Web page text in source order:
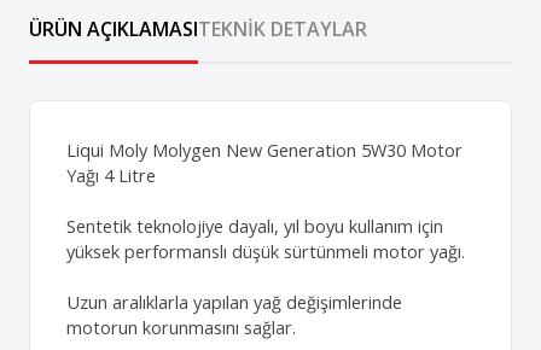
ÜRÜN AÇIKLAMASITEKNIK DETAYLAR
Liqui Moly Molygen New Generation 5W30 Motor
Yağı 4 Litre
Sentetik teknolojiye dayalı, yıl boyu kullanım için
yüksek performanslı düşük sürtünmeli motor yağı.
Uzun aralıklarla yapılan yağ değişimlerinde
motorun korunmasını sağlar.